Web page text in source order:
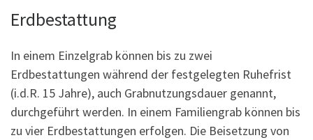
Erdbestattung
In einem Einzelgrab können bis zu zwei
Erdbestattungen während der festgelegten Ruhefrist
(i.d.R. 15 Jahre), auch Grabnutzungsdauer genannt,
durchgeführt werden. In einem Familiengrab können bis
zu vier Erdbestattungen erfolgen. Die Beisetzung von